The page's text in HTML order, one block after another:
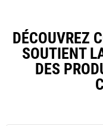
DÉCOUVREZ
SOUTIENT
DES